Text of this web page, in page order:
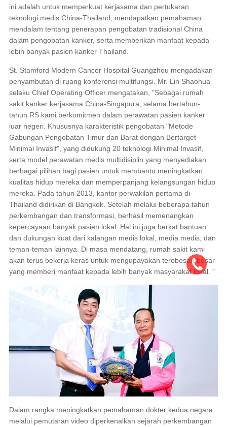
ini adalah untuk memperkuat kerjasama dan pertukaran
teknologi medis China-Thailand, mendapatkan pemahaman
mendalam tentang penerapan pengobatan tradisional China
dalam pengobatan kanker, serta memberikan manfaat kepada
lebih banyak pasien kanker Thailand.
St. Stamford Modern Cancer Hospital Guangzhou mengadakan
penyambutan di ruang konferensi multifungsi. Mr. Lin Shaohua
selaku Chief Operating Officer mengatakan, "Sebagai rumah
sakit kanker kerjasama China-Singapura, selama bertahun-
tahun RS kami berkomitmen dalam perawatan pasien kanker
luar negeri. Khususnya karakteristik pengobatan "Metode
Gabungan Pengobatan Timur dan Barat dengan Bertarget
Minimal Invasif", yang didukung 20 teknologi Minimal Invasif,
serta model perawatan medis multidisiplin yang menyediakan
berbagai pilihan bagi pasien untuk membantu meningkatkan
kualitas hidup mereka dan memperpanjang kelangsungan hidup
mereka. Pada tahun 2013, kantor perwakilan pertama di
Thailand didirikan di Bangkok. Setelah melalui beberapa tahun
perkembangan dan transformasi, berhasil memenangkan
kepercayaan banyak pasien lokal. Hal ini juga berkat bantuan
dan dukungan kuat dari kalangan medis lokal, media medis, dan
teman-teman lainnya. Di masa mendatang, rumah sakit kami
akan terus bekerja keras untuk mengupayakan terobosan besar
yang memberi manfaat kepada lebih banyak masyarakat lokal. "
Dalam rangka meningkatkan pemahaman dokter kedua negara,
melalui pemutaran video diperkenalkan sejarah perkembangan